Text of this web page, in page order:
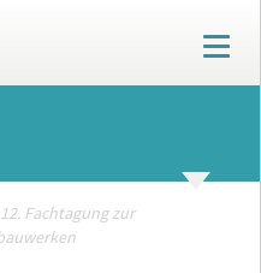
T
o
g
n
12. Fachtagung zur